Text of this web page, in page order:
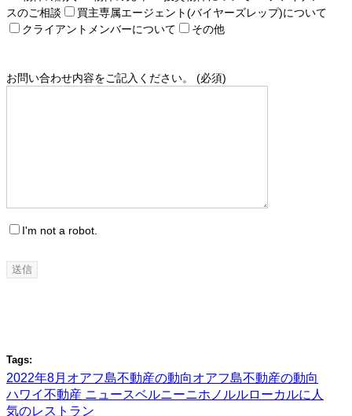
スのご相談
買主専属エージェント(バイヤーズレップ)について
クライアントメンバーについて
その他
お問い合わせ内容をご記入ください。 (必須)
I'm not a robot.
Tags:
2022年8月オアフ島不動産の動向オアフ島不動産の動向
ハワイ不動産 ニュースベルニーニホノルルローカルに人
気のレストラン